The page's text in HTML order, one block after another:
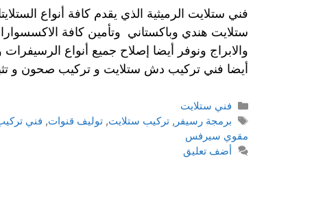
فني ستلايت الرميثية الذي يقدم كافة أنواع
ستلايت هندي وباكستاني وتأمين كافة
والابراج ونوفر أيضا إصلاح جميع أنواع
أيضا فني تركيب دش ستلايت و تركيب صحون و
فني ستلايت
برمجة رسيفر ,تركيب ستلايت,توليف قنوات, فني
مقوي سيرفس
أضف تعليق